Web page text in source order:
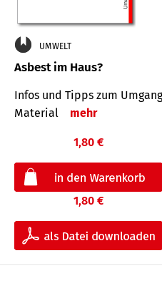
UMWELT
Asbest im Haus?
Infos und Tipps zum
Mate­rial
mehr
1,80 €
1,80 €